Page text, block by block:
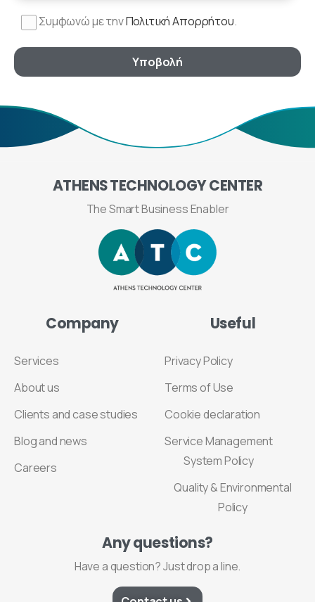
Συμφωνώ με τηνΠολιτική Απορρήτου.
ATHENSTECHNOLOGYCENTER
The Smart Business Enabler
Company
Services
About us
Clients and case studies
Blog and news
Careers
Useful
Privacy Policy
Terms of Use
Cookie declaration
Service Management
System Policy
Quality & Environmental
Policy
Anyquestions?
Have a question? Just drop a line.